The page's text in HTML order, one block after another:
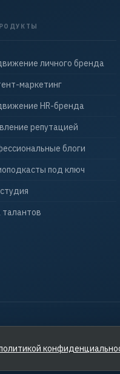
личного бренда
маркетинг
HR-бренда
репутацией
блоги
под ключ
талантов